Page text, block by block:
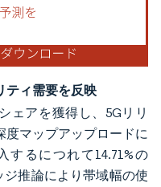
ティ需要を反映
ェアを獲得し、5Gリリ
度マップアップロードに
るにつれて14.71%の
推論により帯域幅の使